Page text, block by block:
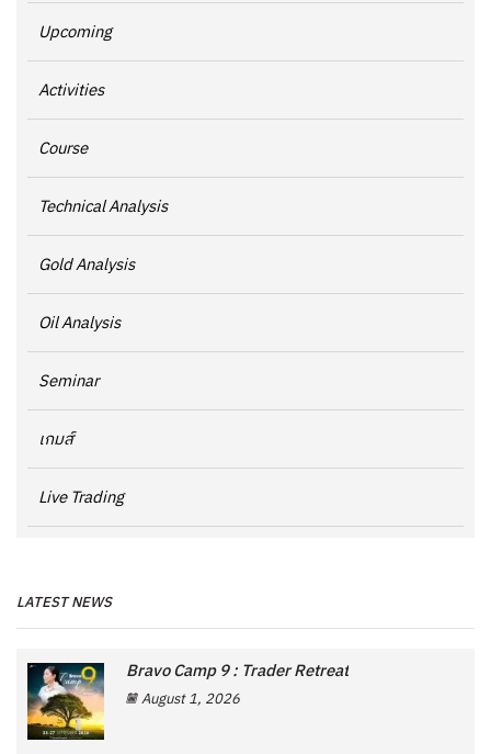
Upcoming
Activities
Course
Technical Analysis
Gold Analysis
Oil Analysis
Seminar
เกมส์
Live Trading
LATEST NEWS
Bravo Camp 9 : Trader Retreat
August 1, 2026